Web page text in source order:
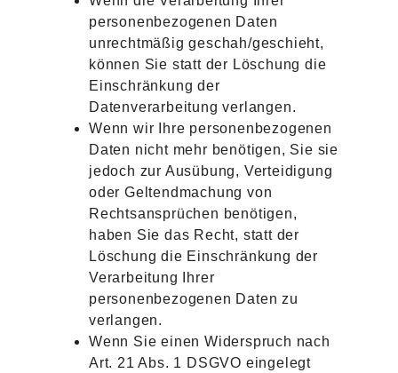
personenbezogenen Daten
unrechtmäßig geschah/geschieht,
können Sie statt der Löschung die
Einschränkung der
Datenverarbeitung verlangen.
Wenn wir Ihre personenbezogenen
Daten nicht mehr benötigen, Sie sie
jedoch zur Ausübung, Verteidigung
oder Geltendmachung von
Rechtsansprüchen benötigen,
haben Sie das Recht, statt der
Löschung die Einschränkung der
Verarbeitung Ihrer
personenbezogenen Daten zu
verlangen.
Wenn Sie einen Widerspruch nach
Art. 21 Abs. 1 DSGVO eingelegt